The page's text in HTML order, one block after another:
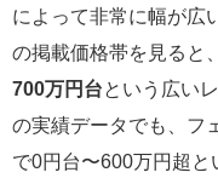
によって非常に幅が広
の掲載価格帯を見ると
700万円台という広い
の実績データでも、フ
で0円台〜600万円超と